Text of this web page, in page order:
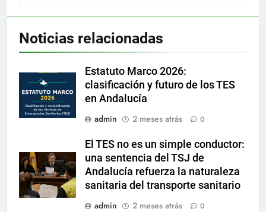
Noticias relacionadas
Estatuto Marco 2026:
clasificación y futuro de los TES
en Andalucía
admin
2 meses atrás 0
El TES no es un simple conductor:
una sentencia del TSJ de
Andalucía refuerza la naturaleza
sanitaria del transporte sanitario
admin
2 meses atrás 0